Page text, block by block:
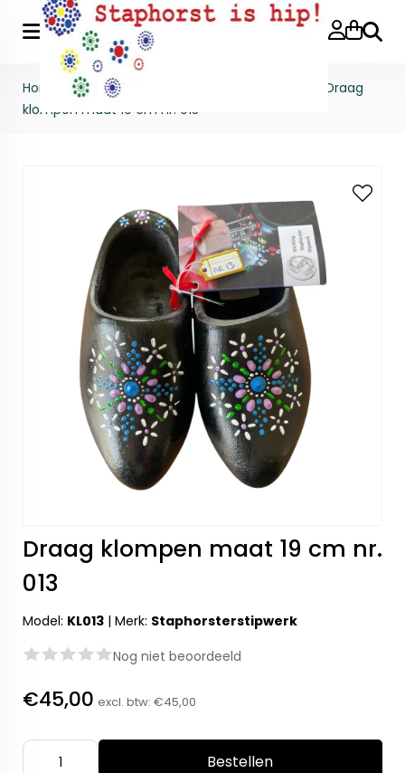
Home >Gestipte producten
Draag
klompen maat 19 cm nr. 013
Draag klompen maat 19 cm nr.
013
Model: KL013 | Merk: Staphorsterstipwerk
Nog niet beoordeeld
€45,00 excl. btw: €45,00
Bestellen